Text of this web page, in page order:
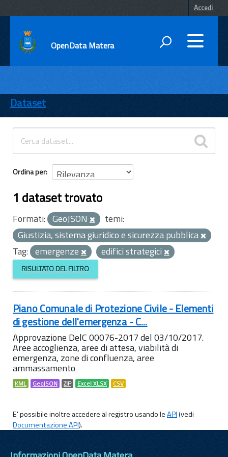
Accedi
OpenData Matera
ENTI
TEMI
INFORMAZIONI
Dataset
Ordina per
1 dataset trovato
Formati: GeoJSON
temi:
Giustizia, sistema giuridico e sicurezza pubblica
Tag: emergenze edifici strategici
RISULTATO DEL FILTRO
Piano Comunale di Protezione Civile - Elementi
di gestione dell'emergenza - C...
Approvazione DelC 00076-2017 del 03/10/2017.
Aree accoglienza, aree di attesa, viabilità di
emergenza, zone di confluenza, aree
ammassamento
KML GeoJSON ZIP Excel XLSX CSV
E' possibile inoltre accedere al registro usando leAPI(vedi
Documentazione API).